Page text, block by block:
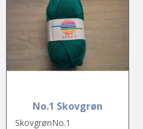
No.1 Skovgrøn
SkovgrønNo.1